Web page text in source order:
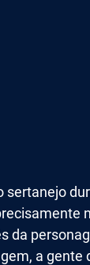
sertanejo
da
a gente